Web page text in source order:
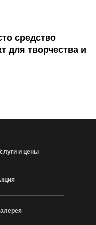
средство
для творчества и
и цены